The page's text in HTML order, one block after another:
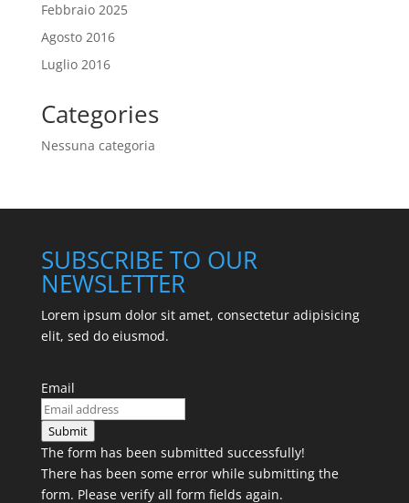
Febbraio 2025
Agosto 2016
Luglio 2016
Categories
Nessuna categoria
SUBSCRIBE TO OUR
NEWSLETTER
Lorem ipsum dolor sit amet, consectetur adipisicing
elit, sed do eiusmod.
Email
Submit
The form has been submitted successfully!
There has been some error while submitting the
form. Please verify all form fields again.